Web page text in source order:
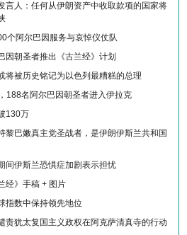
言人：任何从伊朗资产中收取款项的国家将
个阿尔巴因服务与哀悼仪仗队
因朝圣者推出《古兰经》计划
将被历史铭记为以色列最糟糕的总理
188名阿尔巴因朝圣者进入伊拉克
130万
黎巴嫩真主党圣战者，是伊朗伊斯兰共和国
间伊斯兰恐惧症加剧表示担忧
经》手稿 + 图片
指数中保持领先地位
责犹太复国主义政权在阿克萨清真寺的行动